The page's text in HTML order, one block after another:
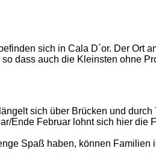
sich in Cala D´or. Der Ort
dass auch die Kleinsten ohne
sich über Brücken und durch
Ende Februar lohnt sich hier die
Spaß haben, können Familien